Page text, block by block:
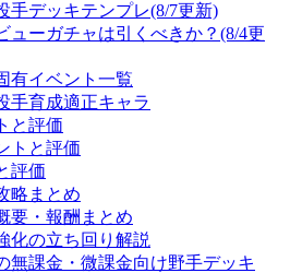
手デッキテンプレ(8/7更新)
ューガチャは引くべきか？(8/4更
有イベント一覧
手育成適正キャラ
と評価
トと評価
評価
略まとめ
要・報酬まとめ
化の立ち回り解説
無課金・微課金向け野手デッキ